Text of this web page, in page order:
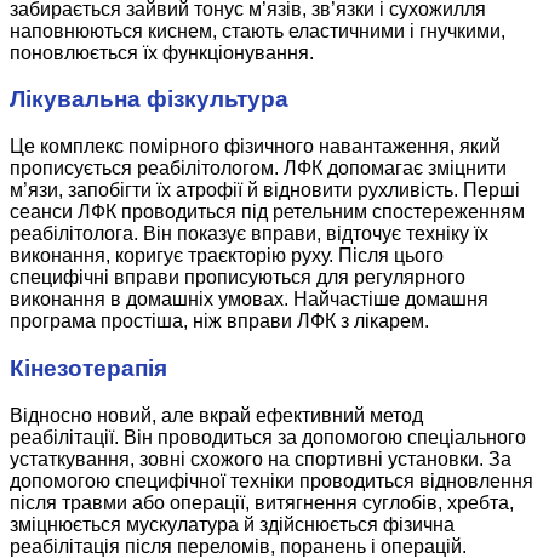
забирається зайвий тонус м’язів, зв’язки і сухожилля
наповнюються киснем, стають еластичними і гнучкими,
поновлюється їх функціонування.
Лікувальна фізкультура
Це комплекс помірного фізичного навантаження, який
прописується реабілітологом. ЛФК допомагає зміцнити
м’язи, запобігти їх атрофії й відновити рухливість. Перші
сеанси ЛФК проводиться під ретельним спостереженням
реабілітолога. Він показує вправи, відточує техніку їх
виконання, коригує траєкторію руху. Після цього
специфічні вправи прописуються для регулярного
виконання в домашніх умовах. Найчастіше домашня
програма простіша, ніж вправи ЛФК з лікарем.
Кінезотерапія
Відносно новий, але вкрай ефективний метод
реабілітації. Він проводиться за допомогою спеціального
устаткування, зовні схожого на спортивні установки. За
допомогою специфічної техніки проводиться відновлення
після травми або операції, витягнення суглобів, хребта,
зміцнюється мускулатура й здійснюється фізична
реабілітація після переломів, поранень і операцій.